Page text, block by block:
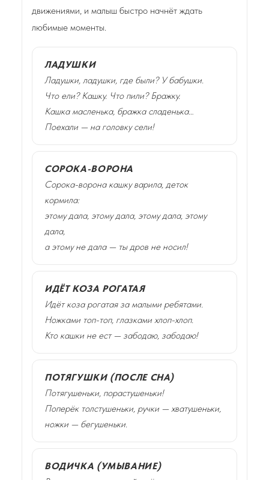
движениями, и малыш быстро начнёт ждать
любимые моменты.
ЛАДУШКИ
Ладушки, ладушки, где были? У бабушки.
Что ели? Кашку. Что пили? Бражку.
Кашка масленька, бражка сладенька…
Поехали — на головку сели!
СОРОКА-ВОРОНА
Сорока-ворона кашку варила, деток
кормила:
этому дала, этому дала, этому дала, этому
дала,
а этому не дала — ты дров не носил!
ИДЁТ КОЗА РОГАТАЯ
Идёт коза рогатая за малыми ребятами.
Ножками топ-топ, глазками хлоп-хлоп.
Кто кашки не ест — забодаю, забодаю!
ПОТЯГУШКИ (ПОСЛЕ СНА)
Потягушеньки, порастушеньки!
Поперёк толстушеньки, ручки — хватушеньки,
ножки — бегушеньки.
ВОДИЧКА (УМЫВАНИЕ)